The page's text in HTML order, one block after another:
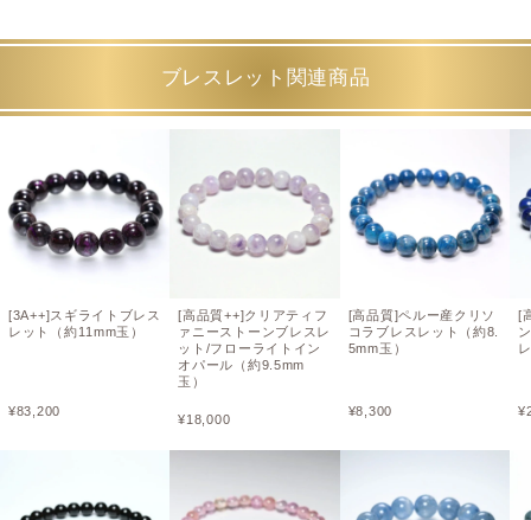
ブレスレット関連商品
[3A++]スギライトブレス
レット（約11mm玉）
¥83,200
[高品質++]クリアティフ
ァニーストーンブレスレ
ット/フローライトイン
オパール（約9.5mm
玉）
¥18,000
[高品質]ペルー産クリソ
コラブレスレット（約8.
5mm玉）
¥8,300
[
¥